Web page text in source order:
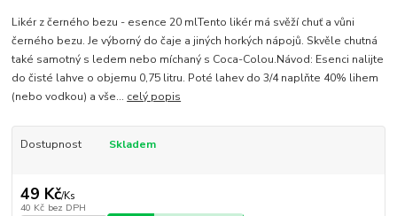
Likér z černého bezu - esence 20 mlTento likér má svěží chuť a vůni
černého bezu. Je výborný do čaje a jiných horkých nápojů. Skvěle chutná
také samotný s ledem nebo míchaný s Coca-Colou.Návod: Esenci nalijte
do čisté lahve o objemu 0,75 litru. Poté lahev do 3/4 naplňte 40% lihem
(nebo vodkou) a vše... celý popis
Dostupnost Skladem
49 Kč/Ks
40 Kč bez DPH